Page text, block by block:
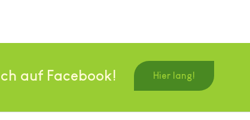
auf Facebook! Hier lang!